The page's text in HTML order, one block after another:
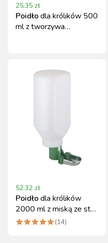
25.35 zł
Poidłodla królików 500
ml z tworzywa
52.32 zł
Poidłodla królików
2000 ml z miską ze stali
nierdzewnej KERBL
(14)